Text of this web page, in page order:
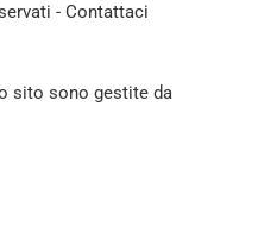
- Contattaci
sito sono gestite da